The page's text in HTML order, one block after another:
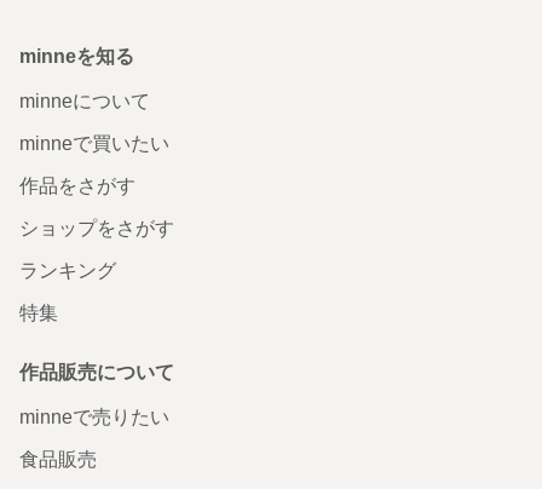
minneを知る
minneについて
minneで買いたい
作品をさがす
ショップをさがす
ランキング
特集
作品販売について
minneで売りたい
食品販売